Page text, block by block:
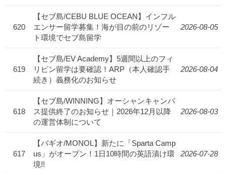
620
【セブ島/CEBU BLUE OCEAN】インフル
エンサー留学募集！海が目の前のリゾー
ト環境でセブ島留学
2026-08-05
619
【セブ島/EV Academy】5週間以上のフィ
リピン留学は要確認！ARP（本人確認手
続き）義務化のお知らせ
2026-08-04
618
【セブ島/WINNING】オーシャンキャンパ
ス提供終了のお知らせ｜2026年12月以降
の運営体制について
2026-08-03
617
【バギオ/MONOL】新たに「Sparta Camp
us」がオープン！1日10時間の英語漬け環
境!!
2026-07-28